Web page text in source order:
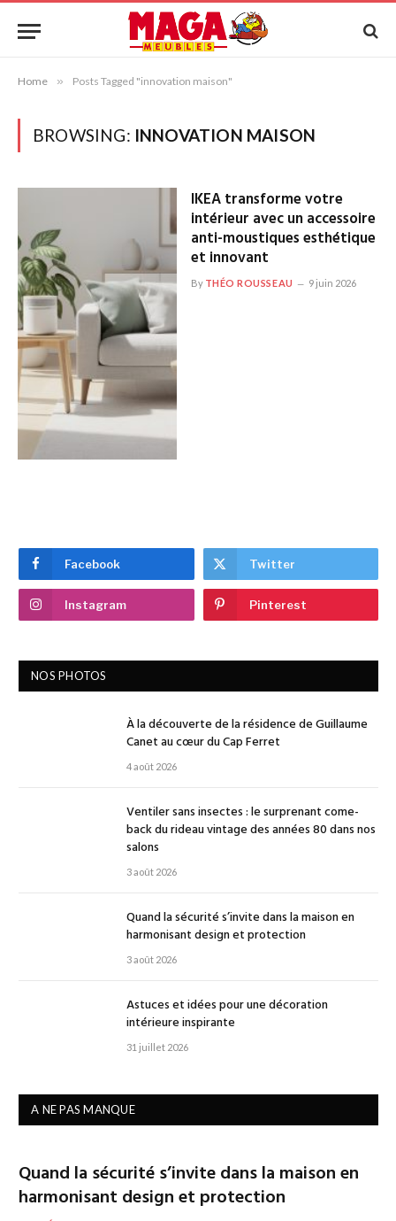
Home » Posts Tagged "innovation maison"
BROWSING: INNOVATION MAISON
IKEA transforme votre
intérieur avec un accessoire
anti-moustiques esthétique
et innovant
By THÉO ROUSSEAU 9 juin 2026
Facebook Twitter
Instagram Pinterest
NOS PHOTOS
À la découverte de la résidence de Guillaume
Canet au cœur du Cap Ferret
4 août 2026
Ventiler sans insectes : le surprenant come-
back du rideau vintage des années 80 dans nos
salons
3 août 2026
Quand la sécurité s’invite dans la maison en
harmonisant design et protection
3 août 2026
Astuces et idées pour une décoration
intérieure inspirante
31 juillet 2026
A NE PAS MANQUE
Quand la sécurité s’invite dans la maison en
harmonisant design et protection